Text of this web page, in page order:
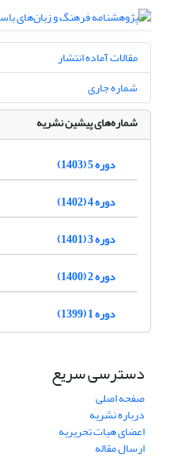
مقالات آماده انتشار
شماره جاری
شماره‌های پیشین نشریه
دوره 5 (1403)
دوره 4 (1402)
دوره 3 (1401)
دوره 2 (1400)
دوره 1 (1399)
دسترسی سریع
صفحه اصلی
درباره نشریه
اعضای هیات تحریریه
ارسال مقاله